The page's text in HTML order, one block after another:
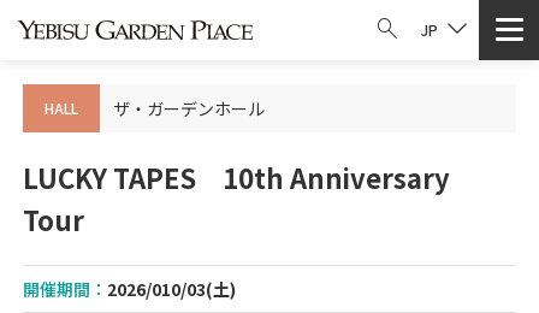
JP
HALL ザ・ガーデンホール
LUCKY TAPES 10th Anniversary
Tour
開催期間： 2026/010/03(土)